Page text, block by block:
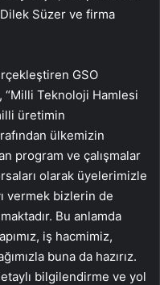
Dilek Süzer ve firma
GSO
“Milli Teknoloji Hamlesi
üretimin
ülkemizin
program ve çalışmalar
olarak üyelerimizle
vermek bizlerin de
Bu anlamda
iş hacmimiz,
buna da hazırız.
bilgilendirme ve yol